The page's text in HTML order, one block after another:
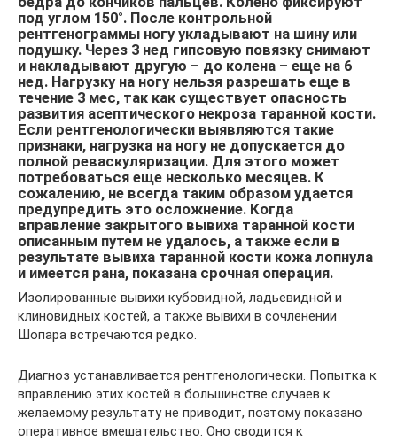
под углом 150°. После контрольной
рентгенограммы ногу укладывают на шину или
подушку. Через 3 нед гипсовую повязку снимают
и накладывают другую – до колена – еще на 6
нед. Нагрузку на ногу нельзя разрешать еще в
течение 3 мес, так как существует опасность
развития асептического некроза таранной кости.
Если рентгенологически выявляются такие
признаки, нагрузка на ногу не допускается до
полной реваскуляризации. Для этого может
потребоваться еще несколько месяцев. К
сожалению, не всегда таким образом удается
предупредить это осложнение. Когда
вправление закрытого вывиха таранной кости
описанным путем не удалось, а также если в
результате вывиха таранной кости кожа лопнула
и имеется рана, показана срочная операция.
Изолированные вывихи кубовидной, ладьевидной и
клиновидных костей, а также вывихи в сочленении
Шопара встречаются редко.
Диагноз устанавливается рентгенологически. Попытка к
вправлению этих костей в большинстве случаев к
желаемому результату не приводит, поэтому показано
оперативное вмешательство. Оно сводится к